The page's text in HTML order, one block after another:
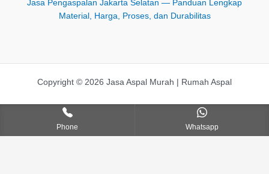
Jasa Pengaspalan Jakarta Selatan — Panduan Lengkap
Material, Harga, Proses, dan Durabilitas
Copyright © 2026 Jasa Aspal Murah | Rumah Aspal
Phone Whatsapp